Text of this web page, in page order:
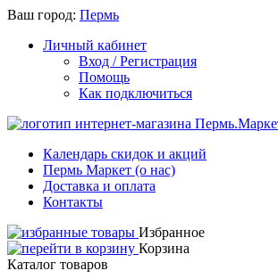
Ваш город: Пермь
Личный кабинет
Вход / Регистрация
Помощь
Как подключиться
Календарь скидок и акций
Пермь Маркет (о нас)
Доставка и оплата
Контакты
Избранное
Корзина
Каталог товаров